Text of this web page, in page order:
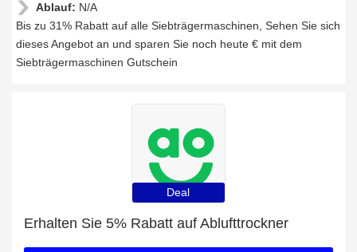
Ablauf: N/A
Bis zu 31% Rabatt auf alle Siebträgermaschinen, Sehen Sie sich
dieses Angebot an und sparen Sie noch heute € mit dem
Siebträgermaschinen Gutschein
Deal
Erhalten Sie 5% Rabatt auf Ablufttrockner